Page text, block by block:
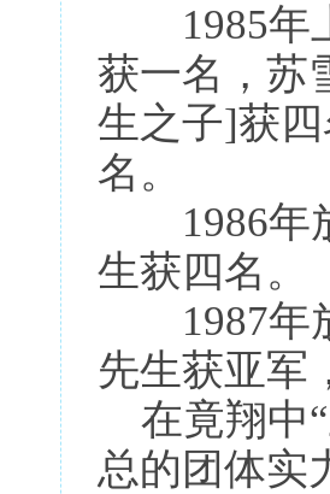
1985年上
获一名，苏
生之子]获
名。
1986年放
生获四名。
1987年放
先生获亚军
在竟翔中“
总的团体实